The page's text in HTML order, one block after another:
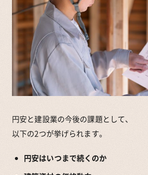
円安と建設業の今後の課題として、
以下の2つが挙げられます。
円安はいつまで続くのか